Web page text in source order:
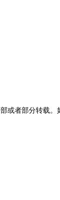
者部分转载